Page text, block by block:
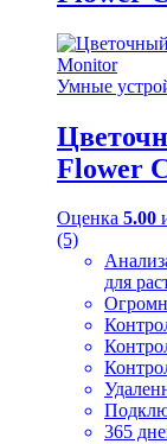
Умные
Flower
Оценка 5.00
(5)
для
365